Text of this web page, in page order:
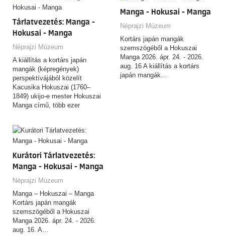
alkalmak kölünböző témákban
kínálnak tárlatvezetést. Erről
alább tájékozódhat!
Tárlatvezetés: Manga -
Hokusai - Manga
Néprajzi Múzeum
A kiállítás a kortárs japán
mangák (képregények)
perspektívájából közelít
Kacusika Hokuszai (1760–
1849) ukijo-e mester Hokuszai
Manga című, több ezer
Manga - Hokusai - Manga
Néprajzi Múzeum
Kortárs japán mangák
szemszögéből a Hokuszai
Manga 2026. ápr. 24. - 2026.
aug. 16 A kiállítás a kortárs
japán mangák…
Kurátori Tárlatvezetés:
Manga - Hokusai - Manga
Néprajzi Múzeum
Manga – Hokuszai – Manga
Kortárs japán mangák
szemszögéből a Hokuszai
Manga 2026. ápr. 24. - 2026.
aug. 16. A…